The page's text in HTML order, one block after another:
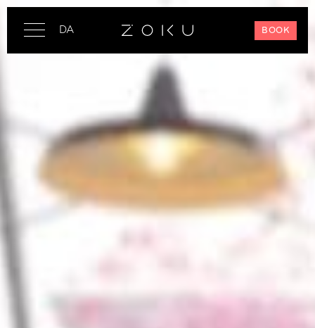
BOOK
DA